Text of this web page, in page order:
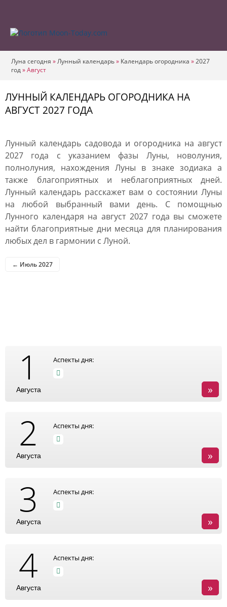
Луна сегодня »Лунный календарь» Календарь огородника »2027
год»Август
ЛУННЫЙ КАЛЕНДАРЬ ОГОРОДНИКА НА
АВГУСТ 2027 ГОДА
Лунный календарь садовода и огородника на август
2027 года с указанием фазы Луны, новолуния,
полнолуния, нахождения Луны в знаке зодиака а
также благоприятных и неблагоприятных дней.
Лунный календарь расскажет вам о состоянии Луны
на любой выбранный вами день. С помощнью
Лунного календаря на август 2027 года вы сможете
найти благоприятные дни месяца для планирования
любых дел в гармонии с Луной.
← Июль 2027
1
Августа
Аспекты дня:
»
2
Августа
Аспекты дня:
»
3
Августа
Аспекты дня:
»
4
Августа
Аспекты дня:
»